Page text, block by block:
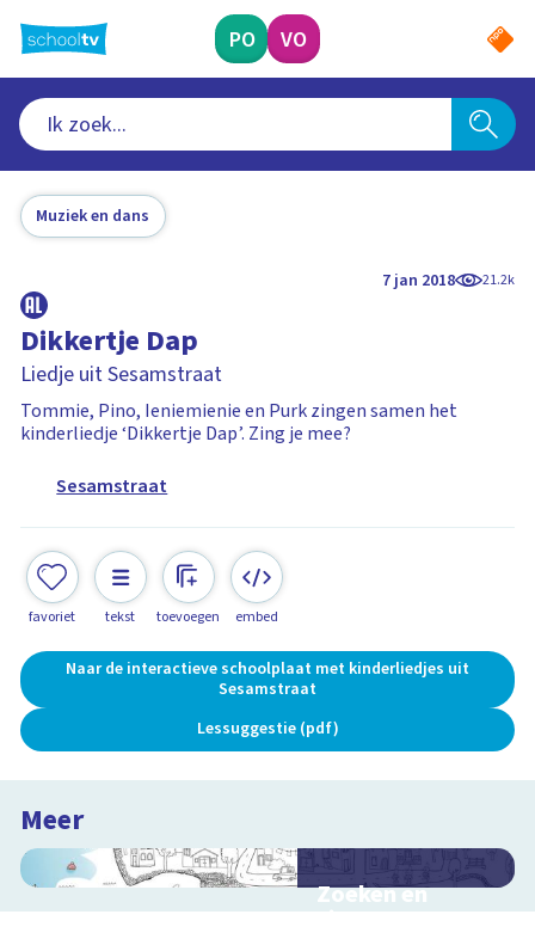
naar
hoofdinhoud
PO VO
Muziek en dans
7 jan 2018 21.2k
Dikkertje Dap
Liedje uit Sesamstraat
Tommie, Pino, Ieniemienie en Purk zingen samen het
kinderliedje ‘Dikkertje Dap’. Zing je mee?
Sesamstraat
favoriet tekst toevoegen embed
Naar de interactieve schoolplaat met kinderliedjes uit
Sesamstraat
Lessuggestie (pdf)
Meer
Zoeken en
zingen met